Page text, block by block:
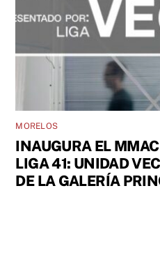
MORELOS
INAUGURA EL
LIGA 41: UNIDAD
DE LA GALERÍA